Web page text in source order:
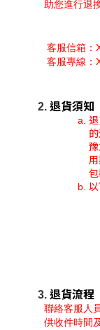
助您進行退
客服信箱：
客服專線：
退貨須知
退貨流程
聯絡客服人
供收件時間